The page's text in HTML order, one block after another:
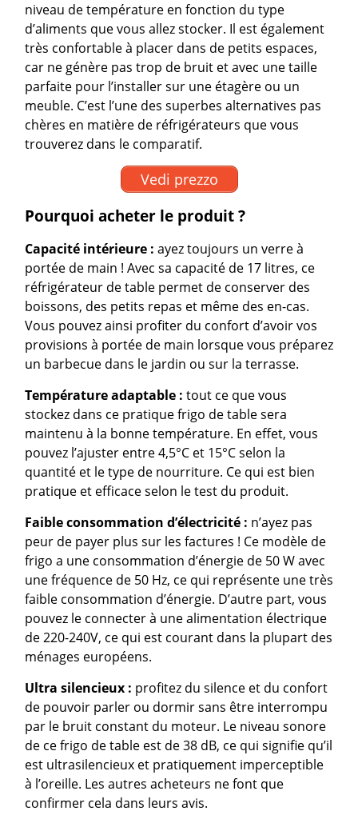
niveau de température en fonction du type
d’aliments que vous allez stocker. Il est également
très confortable à placer dans de petits espaces,
car ne génère pas trop de bruit et avec une taille
parfaite pour l’installer sur une étagère ou un
meuble. C’est l’une des superbes alternatives pas
chères en matière de réfrigérateurs que vous
trouverez dans le comparatif.
Vedi prezzo
Pourquoi acheter le produit ?
Capacité intérieure :ayez toujours un verre à
portée de main ! Avec sa capacité de 17 litres, ce
réfrigérateur de table permet de conserver des
boissons, des petits repas et même des en-cas.
Vous pouvez ainsi profiter du confort d’avoir vos
provisions à portée de main lorsque vous préparez
un barbecue dans le jardin ou sur la terrasse.
Température adaptable :tout ce que vous
stockez dans ce pratique frigo de table sera
maintenu à la bonne température. En effet, vous
pouvez l’ajuster entre 4,5°C et 15°C selon la
quantité et le type de nourriture. Ce qui est bien
pratique et efficace selon le test du produit.
Faible consommation d’électricité : n’ayez pas
peur de payer plus sur les factures ! Ce modèle de
frigo a une consommation d’énergie de 50 W avec
une fréquence de 50 Hz, ce qui représente une très
faible consommation d’énergie. D’autre part, vous
pouvez le connecter à une alimentation électrique
de 220-240V, ce qui est courant dans la plupart des
ménages européens.
Ultra silencieux : profitez du silence et du confort
de pouvoir parler ou dormir sans être interrompu
par le bruit constant du moteur. Le niveau sonore
de ce frigo de table est de 38 dB, ce qui signifie qu’il
est ultrasilencieux et pratiquement imperceptible
à l’oreille. Les autres acheteurs ne font que
confirmer cela dans leurs avis.